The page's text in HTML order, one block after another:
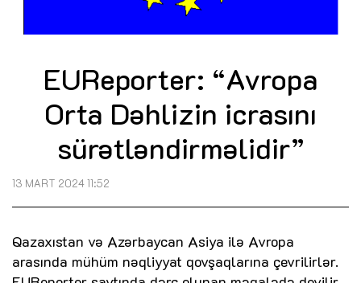
EUReporter: “Avropa
Orta Dəhlizin icrasını
sürətləndirməlidir”
13 MART 2024 11:52
Qazaxıstan və Azərbaycan Asiya ilə Avropa
arasında mühüm nəqliyyat qovşaqlarına çevrilirlər.